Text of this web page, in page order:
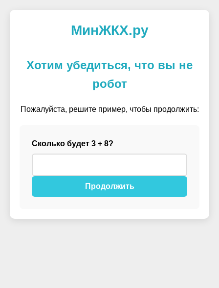
МинЖКХ.ру
Хотим убедиться, что вы не
робот
Пожалуйста, решите пример, чтобы продолжить:
Сколько будет 3 + 8?
Продолжить